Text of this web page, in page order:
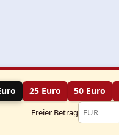
25 Euro 50 Euro
Freier Betrag